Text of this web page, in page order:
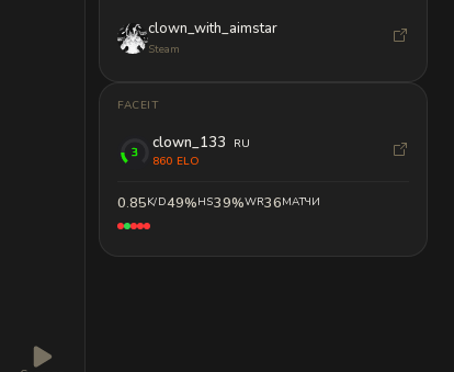
clown_with_aimstar
Steam
FACEIT
clown_133
RU
860 ELO
0.85K/D49%HS39%WR36МАТЧИ